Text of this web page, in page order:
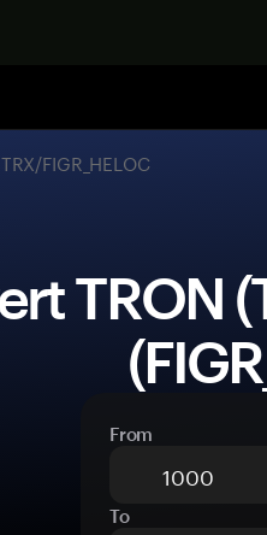
TRX/FIGR_HELOC
From
To